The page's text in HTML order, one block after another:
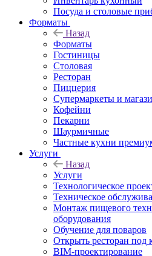
Посуда и столовые
Форматы
Назад
Форматы
Гостиницы
Столовая
Ресторан
Пиццерия
Супермаркеты и
Кофейни
Пекарни
Шаурмичные
Частные кухни
Услуги
Назад
Услуги
Технологическое
Техническое
Монтаж пищевого
оборудования
Обучение для поваров
Открыть ресторан под
BIM-проектирование